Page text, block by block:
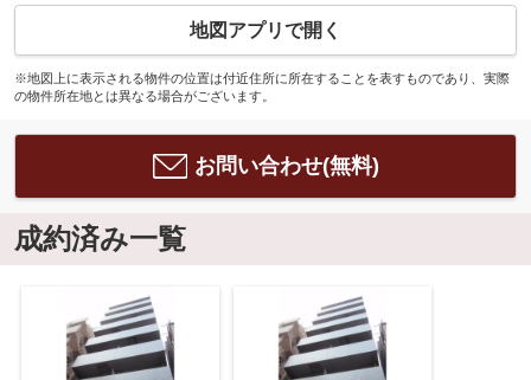
地図アプリで開く
※地図上に表示される物件の位置は付近住所に所在することを表すものであり、実際
の物件所在地とは異なる場合がございます。
お問い合わせ(無料)
成約済み一覧